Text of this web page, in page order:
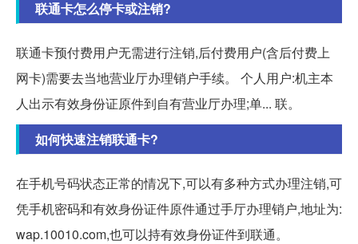
联通卡怎么停卡或注销?
联通卡预付费用户无需进行注销,后付费用户(含后付费上
网卡)需要去当地营业厅办理销户手续。 个人用户:机主本
人出示有效身份证原件到自有营业厅办理;单... 联。
如何快速注销联通卡?
在手机号码状态正常的情况下,可以有多种方式办理注销,可
凭手机密码和有效身份证件原件通过手厅办理销户,地址为:
wap.10010.com,也可以持有效身份证件到联通。